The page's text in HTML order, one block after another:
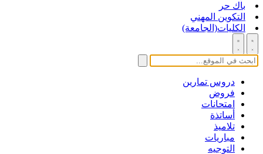
باك حر
التكوين المهني
الكليات(الجامعة)
دروس تمارين
فروض
امتحانات
أساتذة
تلاميذ
مباريات
التوجيه